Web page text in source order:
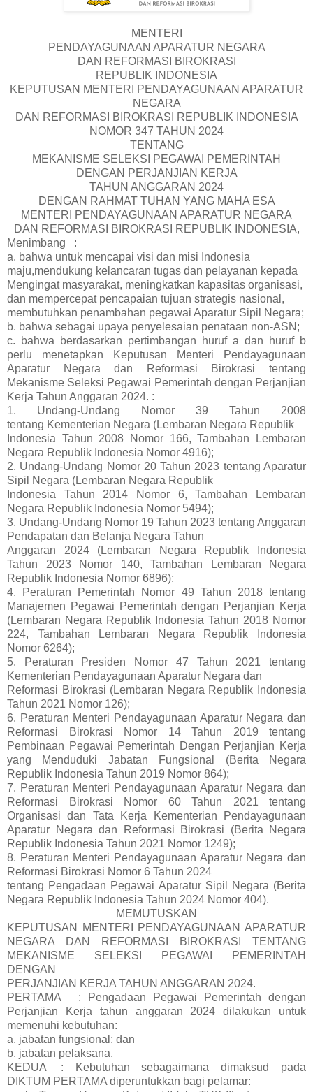
MENTERI
PENDAYAGUNAAN APARATUR NEGARA
DAN REFORMASI BIROKRASI
REPUBLIK INDONESIA
KEPUTUSAN MENTERI PENDAYAGUNAAN APARATUR
NEGARA
DAN REFORMASI BIROKRASI REPUBLIK INDONESIA
NOMOR 347 TAHUN 2024
TENTANG
MEKANISME SELEKSI PEGAWAI PEMERINTAH
DENGAN PERJANJIAN KERJA
TAHUN ANGGARAN 2024
DENGAN RAHMAT TUHAN YANG MAHA ESA
MENTERI PENDAYAGUNAAN APARATUR NEGARA
DAN REFORMASI BIROKRASI REPUBLIK INDONESIA,
Menimbang
:
a. bahwa untuk mencapai visi dan misi Indonesia
maju,mendukung kelancaran tugas dan pelayanan kepada
Mengingat masyarakat, meningkatkan kapasitas organisasi,
dan mempercepat pencapaian tujuan strategis nasional,
membutuhkan penambahan pegawai Aparatur Sipil Negara;
b. bahwa sebagai upaya penyelesaian penataan non-ASN;
c. bahwa berdasarkan pertimbangan huruf a dan huruf b
perlu menetapkan Keputusan Menteri Pendayagunaan
Aparatur Negara dan Reformasi Birokrasi tentang
Mekanisme Seleksi Pegawai Pemerintah dengan Perjanjian
Kerja Tahun Anggaran 2024. :
1. Undang-Undang Nomor 39 Tahun 2008
tentang Kementerian Negara (Lembaran Negara Republik
Indonesia Tahun 2008 Nomor 166, Tambahan Lembaran
Negara Republik Indonesia Nomor 4916);
2. Undang-Undang Nomor 20 Tahun 2023 tentang Aparatur
Sipil Negara (Lembaran Negara Republik
Indonesia Tahun 2014 Nomor 6, Tambahan Lembaran
Negara Republik Indonesia Nomor 5494);
3. Undang-Undang Nomor 19 Tahun 2023 tentang Anggaran
Pendapatan dan Belanja Negara Tahun
Anggaran 2024 (Lembaran Negara Republik Indonesia
Tahun 2023 Nomor 140, Tambahan Lembaran Negara
Republik Indonesia Nomor 6896);
4. Peraturan Pemerintah Nomor 49 Tahun 2018 tentang
Manajemen Pegawai Pemerintah dengan Perjanjian Kerja
(Lembaran Negara Republik Indonesia Tahun 2018 Nomor
224, Tambahan Lembaran Negara Republik Indonesia
Nomor 6264);
5. Peraturan Presiden Nomor 47 Tahun 2021 tentang
Kementerian Pendayagunaan Aparatur Negara dan
Reformasi Birokrasi (Lembaran Negara Republik Indonesia
Tahun 2021 Nomor 126);
6. Peraturan Menteri Pendayagunaan Aparatur Negara dan
Reformasi Birokrasi Nomor 14 Tahun 2019 tentang
Pembinaan Pegawai Pemerintah Dengan Perjanjian Kerja
yang Menduduki Jabatan Fungsional (Berita Negara
Republik Indonesia Tahun 2019 Nomor 864);
7. Peraturan Menteri Pendayagunaan Aparatur Negara dan
Reformasi Birokrasi Nomor 60 Tahun 2021 tentang
Organisasi dan Tata Kerja Kementerian Pendayagunaan
Aparatur Negara dan Reformasi Birokrasi (Berita Negara
Republik Indonesia Tahun 2021 Nomor 1249);
8. Peraturan Menteri Pendayagunaan Aparatur Negara dan
Reformasi Birokrasi Nomor 6 Tahun 2024
tentang Pengadaan Pegawai Aparatur Sipil Negara (Berita
Negara Republik Indonesia Tahun 2024 Nomor 404).
MEMUTUSKAN
KEPUTUSAN MENTERI PENDAYAGUNAAN APARATUR
NEGARA DAN REFORMASI BIROKRASI TENTANG
MEKANISME SELEKSI PEGAWAI PEMERINTAH
DENGAN
PERJANJIAN KERJA TAHUN ANGGARAN 2024.
PERTAMA
: Pengadaan Pegawai Pemerintah dengan
Perjanjian Kerja tahun anggaran 2024 dilakukan untuk
memenuhi kebutuhan:
a. jabatan fungsional; dan
b. jabatan pelaksana.
KEDUA
: Kebutuhan sebagaimana dimaksud pada
DIKTUM PERTAMA diperuntukkan bagi pelamar: